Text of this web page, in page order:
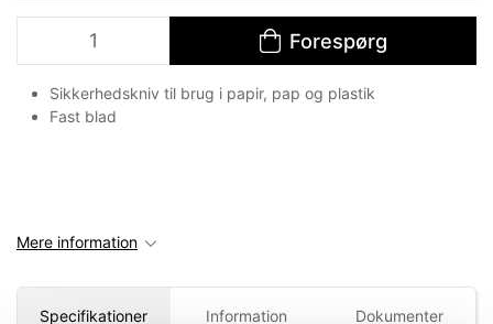
Forespørg
Sikkerhedskniv til brug i papir, pap og plastik
Fast blad
Mere information
Specifikationer Information Dokumenter